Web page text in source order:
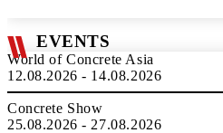
EVENTS
World of Concrete Asia
12.08.2026 - 14.08.2026
Concrete Show
25.08.2026 - 27.08.2026